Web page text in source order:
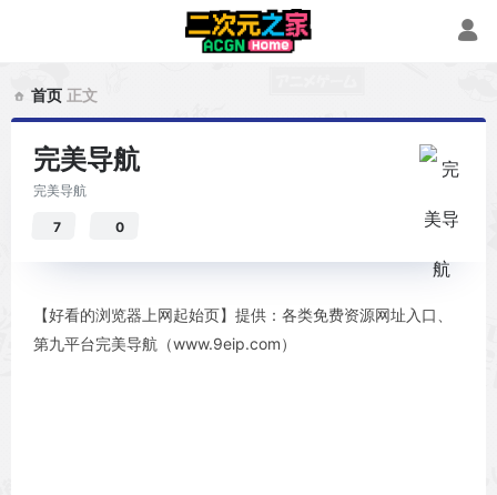
首页 正文
完美导航
完美导航
7 0
【好看的浏览器上网起始页】提供：各类免费资源网址入口、
第九平台完美导航（www.9eip.com）